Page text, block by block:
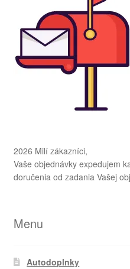
2026 Milí zákazníci,
Vaše objednávky expedujem
doručenia od zadania Vašej
Menu
Autodoplnky